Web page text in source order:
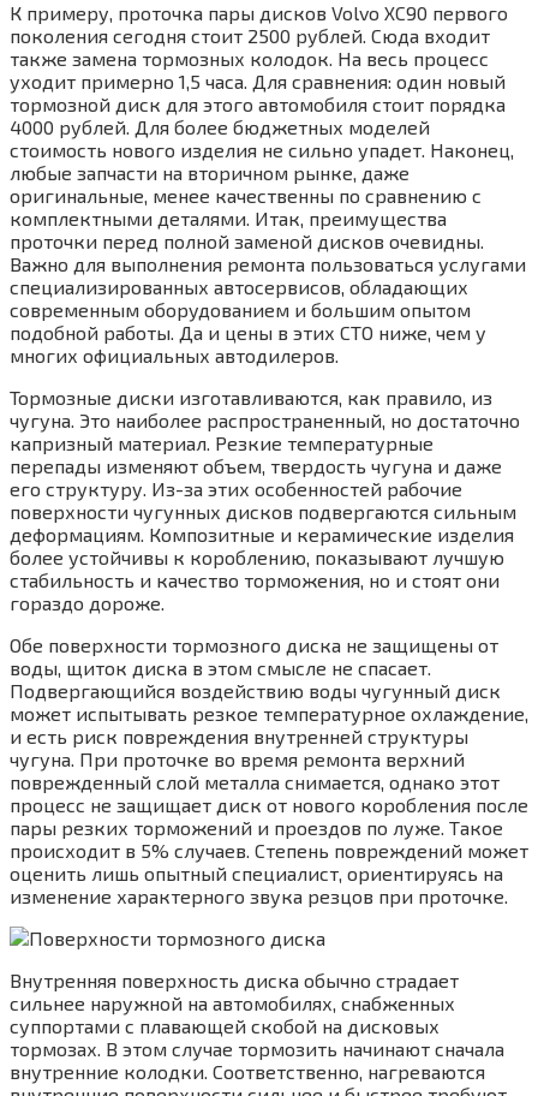
К примеру, проточка пары дисков Volvo XC90 первого
поколения сегодня стоит 2500 рублей. Сюда входит
также замена тормозных колодок. На весь процесс
уходит примерно 1,5 часа. Для сравнения: один новый
тормозной диск для этого автомобиля стоит порядка
4000 рублей. Для более бюджетных моделей
стоимость нового изделия не сильно упадет. Наконец,
любые запчасти на вторичном рынке, даже
оригинальные, менее качественны по сравнению с
комплектными деталями. Итак, преимущества
проточки перед полной заменой дисков очевидны.
Важно для выполнения ремонта пользоваться услугами
специализированных автосервисов, обладающих
современным оборудованием и большим опытом
подобной работы. Да и цены в этих СТО ниже, чем у
многих официальных автодилеров.
Тормозные диски изготавливаются, как правило, из
чугуна. Это наиболее распространенный, но достаточно
капризный материал. Резкие температурные
перепады изменяют объем, твердость чугуна и даже
его структуру. Из-за этих особенностей рабочие
поверхности чугунных дисков подвергаются сильным
деформациям. Композитные и керамические изделия
более устойчивы к короблению, показывают лучшую
стабильность и качество торможения, но и стоят они
гораздо дороже.
Обе поверхности тормозного диска не защищены от
воды, щиток диска в этом смысле не спасает.
Подвергающийся воздействию воды чугунный диск
может испытывать резкое температурное охлаждение,
и есть риск повреждения внутренней структуры
чугуна. При проточке во время ремонта верхний
поврежденный слой металла снимается, однако этот
процесс не защищает диск от нового коробления после
пары резких торможений и проездов по луже. Такое
происходит в 5% случаев. Степень повреждений может
оценить лишь опытный специалист, ориентируясь на
изменение характерного звука резцов при проточке.
Внутренняя поверхность диска обычно страдает
сильнее наружной на автомобилях, снабженных
суппортами с плавающей скобой на дисковых
тормозах. В этом случае тормозить начинают сначала
внутренние колодки. Соответственно, нагреваются